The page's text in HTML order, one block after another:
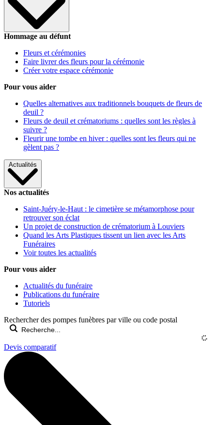
Hommage au défunt
Fleurs et cérémonies
Faire livrer des fleurs pour la cérémonie
Créer votre espace cérémonie
Pour vous aider
Quelles alternatives aux traditionnels bouquets de fleurs de
deuil ?
Fleurs de deuil et crématoriums : quelles sont les règles à
suivre ?
Fleurir une tombe en hiver : quelles sont les fleurs qui ne
gèlent pas ?
Actualités
Nos actualités
Saint-Juéry-le-Haut : le cimetière se métamorphose pour
retrouver son éclat
Un projet de construction de crématorium à Louviers
Quand les Arts Plastiques tissent un lien avec les Arts
Funéraires
Voir toutes les actualités
Pour vous aider
Actualités du funéraire
Publications du funéraire
Tutoriels
Rechercher des pompes funèbres par ville ou code postal
Devis comparatif